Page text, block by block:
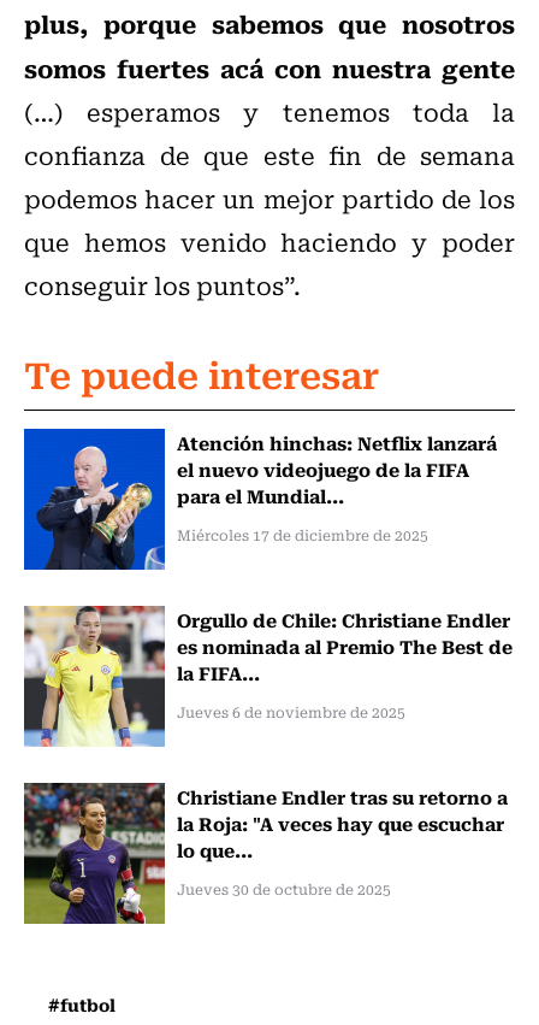
plus, porque sabemos que nosotros
somos fuertes acá con nuestra gente
(…) esperamos y tenemos toda la
confianza de que este fin de semana
podemos hacer un mejor partido de los
que hemos venido haciendo y poder
conseguir los puntos”.
Te puede interesar
Atención hinchas: Netflix lanzará
el nuevo videojuego de la FIFA
para el Mundial...
Miércoles 17 de diciembre de 2025
Orgullo de Chile: Christiane Endler
es nominada al Premio The Best de
la FIFA...
Jueves 6 de noviembre de 2025
Christiane Endler tras su retorno a
la Roja: "A veces hay que escuchar
lo que...
Jueves 30 de octubre de 2025
#futbol